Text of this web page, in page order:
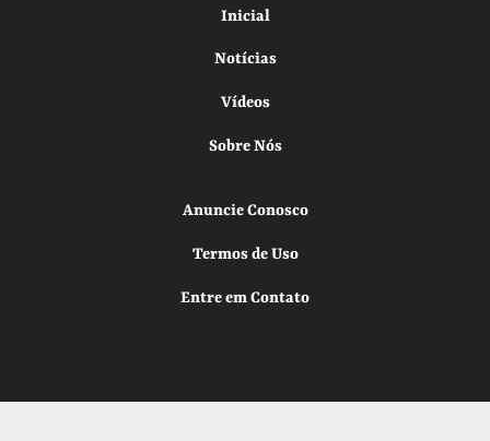
Inicial
Notícias
Vídeos
Sobre Nós
Anuncie Conosco
Termos de Uso
Entre em Contato